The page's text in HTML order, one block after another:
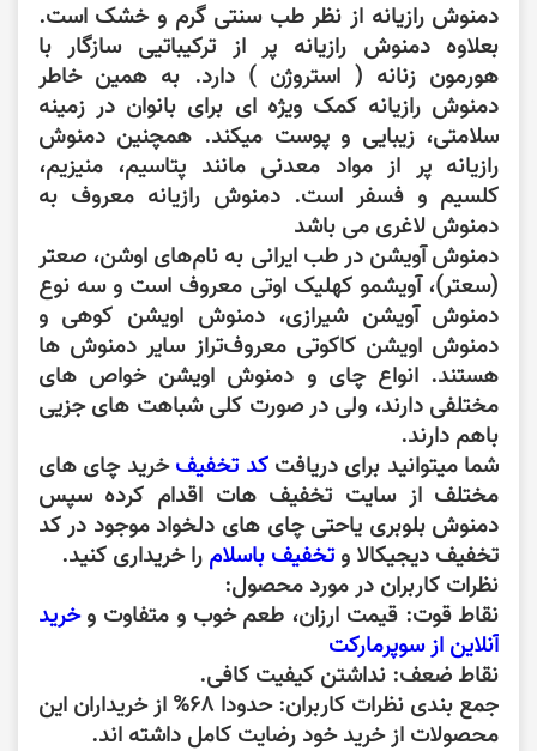
دمنوش رازیانه از نظر طب سنتی گرم و خشک است.
بعلاوه دمنوش رازیانه پر از ترکیباتیی سازگار با
هورمون زنانه ( استروژن ) دارد. به همین خاطر
دمنوش رازیانه کمک ویژه ای برای بانوان در زمینه
سلامتی، زیبایی و پوست میکند. همچنین دمنوش
رازیانه پر از مواد معدنی مانند پتاسیم، منیزیم،
کلسیم و فسفر است. دمنوش رازیانه معروف به
دمنوش لاغری می باشد
دمنوش آویشن در طب ایرانی به نام‌های اوشن، صعتر
(سعتر)، آویشمو کهلیک اوتی معروف است و سه نوع
دمنوش آویشن شیرازی، دمنوش اویشن کوهی و
دمنوش اویشن کاکوتی معروف‌تراز سایر دمنوش ها
هستند. انواع چای و دمنوش اویشن خواص های
مختلفی دارند، ولی در صورت کلی شباهت های جزیی
باهم دارند.
شما میتوانید برای دریافتکد تخفیف خرید چای های
مختلف از سایت تخفیف هات اقدام کرده سپس
دمنوش بلوبری یاحتی چای های دلخواد موجود درکد
تخفیف دیجیکالا وتخفیف باسلام را خریداری کنید.
نظرات کاربران در مورد محصول:
نقاط قوت: قیمت ارزان، طعم خوب و متفاوت و خرید
آنلاین از سوپرمارکت
نقاط ضعف: نداشتن کیفیت کافی.
جمع بندی نظرات کاربران:
حدودا 68% از خریداران این
محصولات از خرید خود رضایت کامل داشته اند.